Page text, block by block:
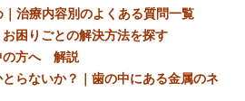
治療内容別のよくある質問一覧
困りごとの解決方法を探す
の方へ 解説
らないか？｜歯の中にある金属のネ